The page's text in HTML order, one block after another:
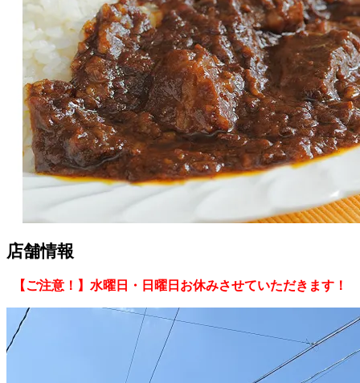
店舗情報
【ご注意！】水曜日・日曜日お休みさせていただきます！